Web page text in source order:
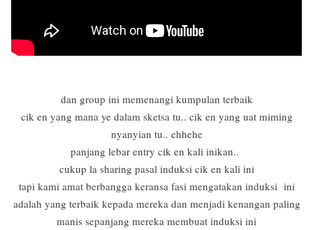
dan group ini memenangi kumpulan terbaik
cik en yang mana ye dalam sketsa tu.. cik en yang uat miming
nyanyian tu.. ehhehe
panjang lebar entry cik en kali inikan..
cukup la sharing pasal induksi cik en kali ini
tapi kami amat berbangga keransa fasi mengatakan induksi ini
adalah yang terbaik kepada mereka dan menjadi kenangan paling
manis sepanjang mereka membuat induksi ini